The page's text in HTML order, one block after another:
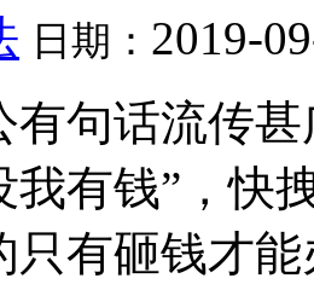
日期： 2019-
有句话流传
我有钱”，快
只有砸钱才